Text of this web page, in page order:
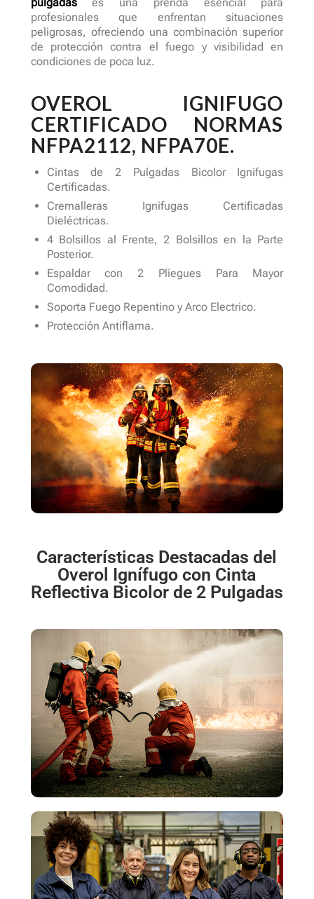
profesionales que enfrentan situaciones
peligrosas, ofreciendo una combinación superior
de protección contra el fuego y visibilidad en
condiciones de poca luz.
OVEROL IGNIFUGO
CERTIFICADO NORMAS
NFPA2112, NFPA70E.
Cintas de 2 Pulgadas Bicolor Ignifugas
Certificadas.
Cremalleras Ignifugas Certificadas
Dieléctricas.
4 Bolsillos al Frente, 2 Bolsillos en la Parte
Posterior.
Espaldar con 2 Pliegues Para Mayor
Comodidad.
Soporta Fuego Repentino y Arco Electrico.
Protección Antiflama.
Características Destacadas del
Overol Ignífugo con Cinta
Reflectiva Bicolor de 2 Pulgadas